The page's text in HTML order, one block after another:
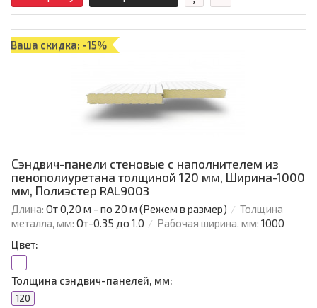
Ваша скидка: -15%
Сэндвич-панели стеновые с наполнителем из
пенополиуретана толщиной 120 мм, Ширина-1000
мм, Полиэстер RAL9003
Длина: От 0,20 м - по 20 м (Режем в размер)
Толщина
металла, мм: От-0.35 до 1.0 Рабочая ширина, мм: 1000
Цвет:
Толщина сэндвич-панелей, мм:
120